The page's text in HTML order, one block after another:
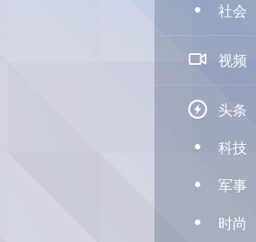
D 社会
 视频
 头条
D 科技
D 军事
D 时尚